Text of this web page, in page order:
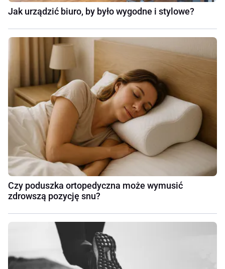
Jak urządzić biuro, by było wygodne i stylowe?
Czy poduszka ortopedyczna może wymusić
zdrowszą pozycję snu?